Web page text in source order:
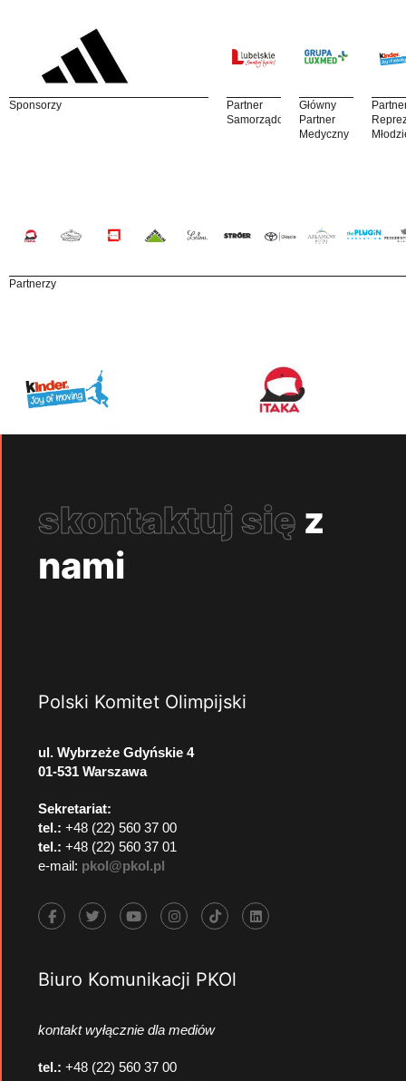
Sponsorzy
Partner
Samorządowy
Główny
Partner
Medyczny
Partnerzy
skontaktuj się z
nami
Polski Komitet Olimpijski
ul. Wybrzeże Gdyńskie 4
01-531 Warszawa
Sekretariat:
tel.: +48 (22) 560 37 00
tel.: +48 (22) 560 37 01
e-mail: pkol@pkol.pl
Biuro Komunikacji PKOl
kontakt wyłącznie dla mediów
tel.: +48 (22) 560 37 00